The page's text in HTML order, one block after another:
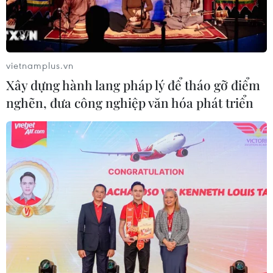
03/08/2026 07:04
Siết giám định, kiểm soát chặt chi
phí khám chữa bệnh bảo hiểm y tế
Điều trị hiệu quả ca ung thư phổi
mang đồng thời hai đột biến gen
hiếm gặp
02/08/2026 05:58
Giao chỉ tiêu bao phủ bảo hiểm y tế
toàn quốc đạt 100% vào năm 2030
02/08/2026 04:54
vietnamplus.vn
Xây dựng hành lang pháp lý để tháo gỡ điểm
nghẽn, đưa công nghiệp văn hóa phát triển